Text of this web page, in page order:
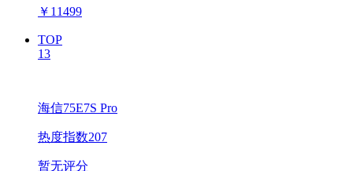
￥ 11499
TOP
13
海信75E7S Pro
热度指数207
暂无评分